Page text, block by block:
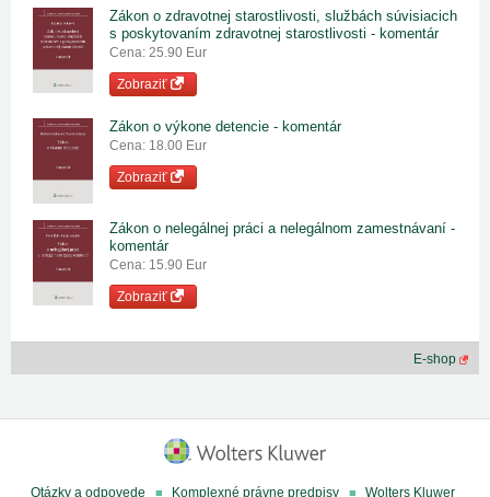
Zákon o zdravotnej starostlivosti, službách súvisiacich
s poskytovaním zdravotnej starostlivosti - komentár
Cena: 25.90 Eur
Zobraziť
Zákon o výkone detencie - komentár
Cena: 18.00 Eur
Zobraziť
Zákon o nelegálnej práci a nelegálnom zamestnávaní -
komentár
Cena: 15.90 Eur
Zobraziť
E-shop
Otázky a odpovede Komplexné právne predpisy Wolters Kluwer